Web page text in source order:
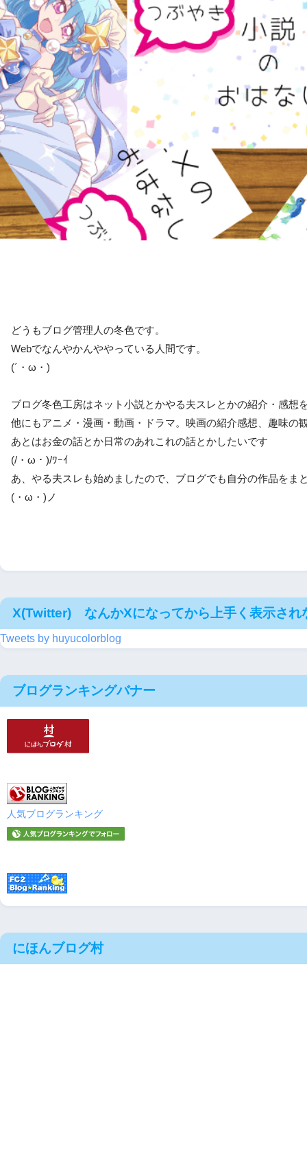
どうもブログ管理人の冬色です。
Webでなんやかんややっている人間です。
(´・ω・)
ブログ冬色工房はネット小説とかやる夫スレとかの紹介・感想
他にもアニメ・漫画・動画・ドラマ。映画の紹介感想、趣味の
あとはお金の話とか日常のあれこれの話とかしたいです
(/・ω・)/ﾜｰｲ
あ、やる夫スレも始めましたので、ブログでも自分の作品をま
(・ω・)ノ
X(Twitter) なんかXになってから上手く表示され
Tweets by huyucolorblog
ブログランキングバナー
人気ブログランキング
にほんブログ村